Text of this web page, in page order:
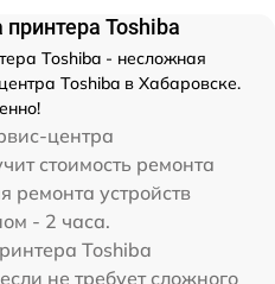
Toshiba
Toshiba - несложная
Toshiba в Хабаровске.
центра
стоимость ремонта
ремонта устройств
- 2 часа.
Toshiba
не требует сложного